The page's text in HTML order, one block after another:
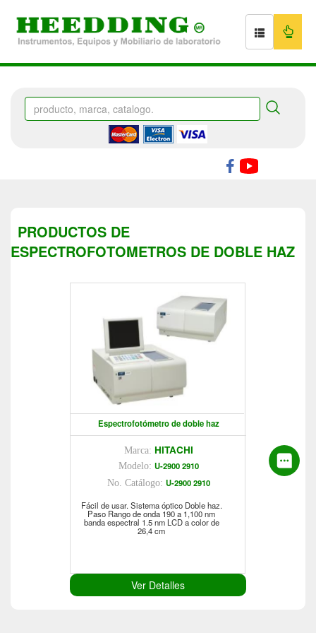
PRODUCTOS DE
ESPECTROFOTOMETROS DE DOBLE HAZ
Espectrofotómetro de doble haz
Marca: HITACHI
Modelo: U-2900 2910
No. Catálogo: U-2900 2910
Fácil de usar. Sistema óptico Doble haz.
Paso Rango de onda 190 a 1,100 nm
banda espectral 1.5 nm LCD a color de
26,4 cm
Ver Detalles